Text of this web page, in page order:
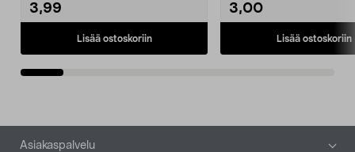
3,99
Lisää ostoskoriin
3,00
Lisää ostoskoriin
Alatunniste
Asiakaspalvelu